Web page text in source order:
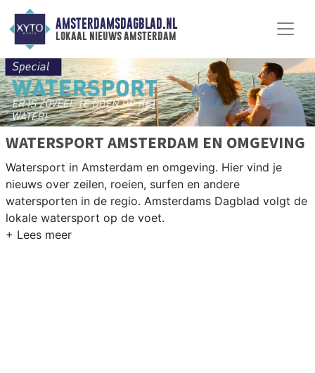
AMSTERDAMSDAGBLAD.NL
lokaal nieuws amsterdam
WATERSPORT AMSTERDAM EN OMGEVING
Watersport in Amsterdam en omgeving. Hier vind je
nieuws over zeilen, roeien, surfen en andere
watersporten in de regio. Amsterdams Dagblad volgt de
lokale watersport op de voet.